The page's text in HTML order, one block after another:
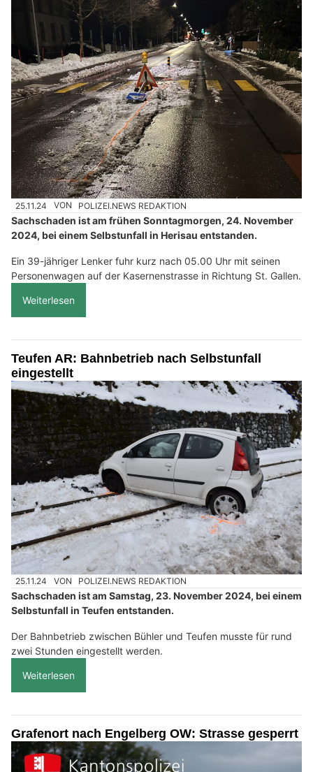
25.11.24 VON POLIZEI.NEWS REDAKTION
Sachschaden ist am frühen Sonntagmorgen, 24. November
2024, bei einem Selbstunfall in Herisau entstanden.
Ein 39-jähriger Lenker fuhr kurz nach 05.00 Uhr mit seinen
Personenwagen auf der Kasernenstrasse in Richtung St. Gallen.
Weiterlesen
Teufen AR: Bahnbetrieb nach Selbstunfall
eingestellt
25.11.24 VON POLIZEI.NEWS REDAKTION
Sachschaden ist am Samstag, 23. November 2024, bei einem
Selbstunfall in Teufen entstanden.
Der Bahnbetrieb zwischen Bühler und Teufen musste für rund
zwei Stunden eingestellt werden.
Weiterlesen
Grafenort nach Engelberg OW: Strasse gesperrt